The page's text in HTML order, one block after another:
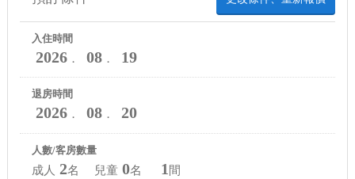
入住時間
2026． 08． 19
退房時間
2026． 08． 20
人數/客房數量
成人 2名 兒童 0名 1 間